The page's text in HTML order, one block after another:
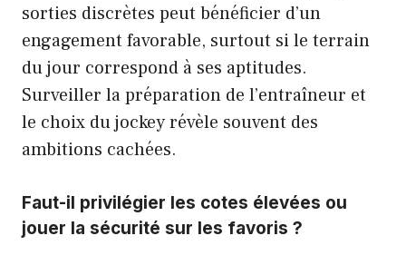
sorties discrètes peut bénéficier d’un
engagement favorable, surtout si le terrain
du jour correspond à ses aptitudes.
Surveiller la préparation de l’entraîneur et
le choix du jockey révèle souvent des
ambitions cachées.
Faut-il privilégier les cotes élevées ou
jouer la sécurité sur les favoris ?